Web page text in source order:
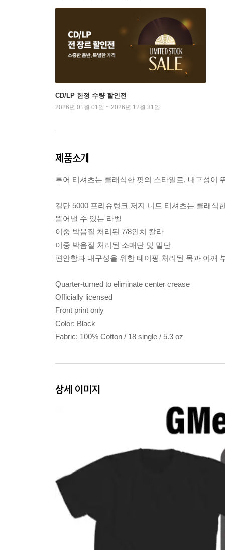
CD/LP 한정 수량 할인전
2026년 01월 01일 ~ 2026년 12월 31일
제품소개
투어 티셔츠는 클래식한 핏의 스타일로, 내구성이
길단 5000 프리슈렁크 저지 니트 티셔츠는 클래식
뜯어낼 수 있는 라벨
이중 박음질 처리된 7/8인치 칼라
이중 박음질 처리된 소매단 및 밑단
편안함과 내구성을 위한 테이핑 처리된 목과 어깨
Quarter-turned to eliminate center crease
Officially licensed
Front print only
Color: Black
Fabric: 100% Cotton / 18 single / 5.3 oz
상세 이미지